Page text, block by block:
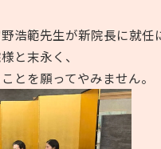
浩範先生が新院長に就任
と末永く、
とを願ってやみません。